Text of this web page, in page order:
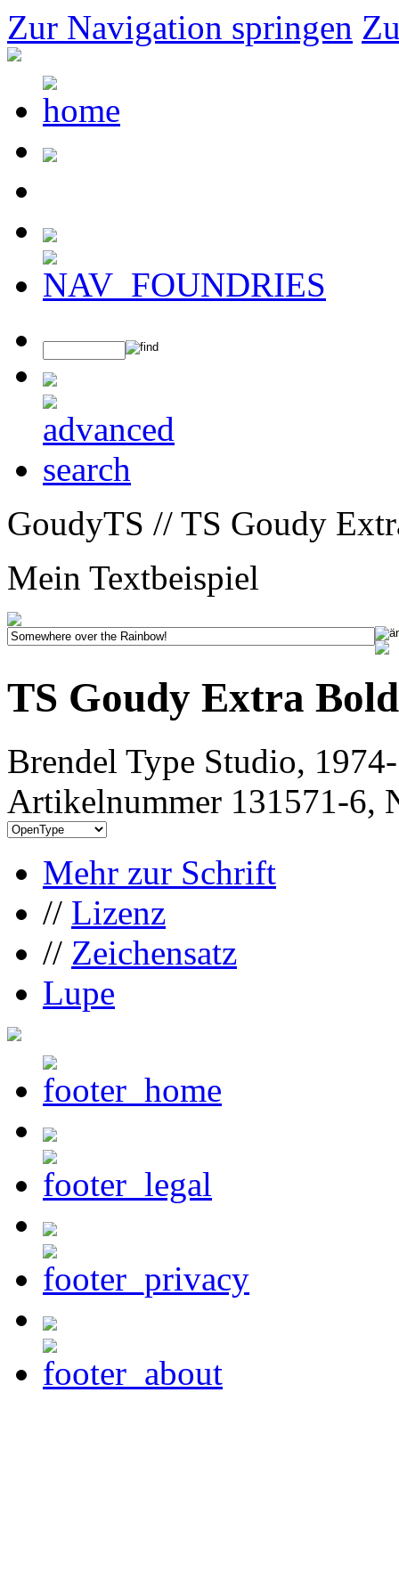
Zur Navigation springen
GoudyTS // TS Goudy
Mein Textbeispiel
TS Goudy Extra Bold
Brendel Type Studio,
Artikelnummer 131571-6,
Mehr zur Schrift
// Lizenz
// Zeichensatz
Lupe